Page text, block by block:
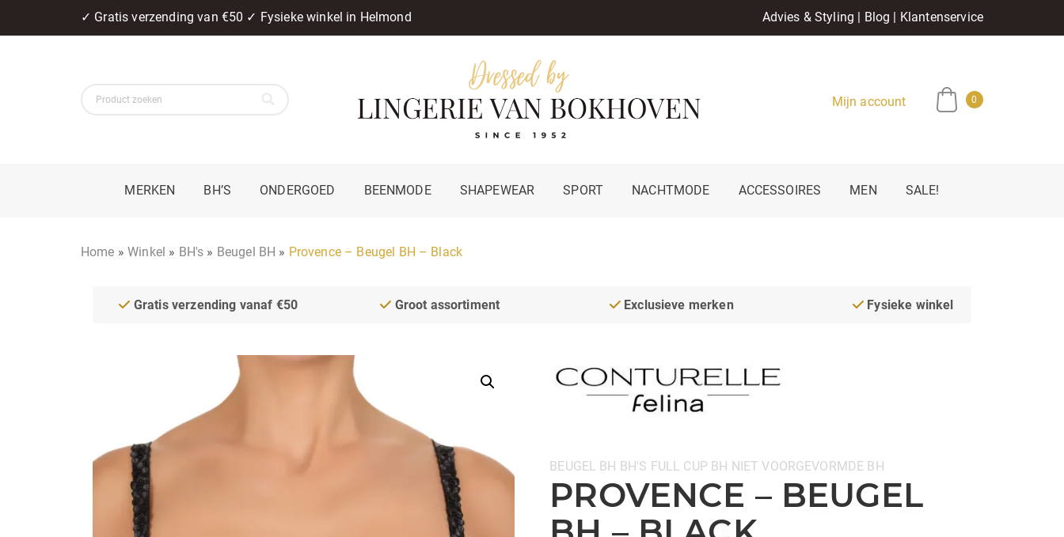
✓ Gratis verzending van €50 ✓ Fysieke winkel in Helmond Advies & Styling | Blog | Klantenservice
Mijn account 0
MERKEN BH’S ONDERGOED BEENMODE SHAPEWEAR SPORT NACHTMODE ACCESSOIRES MEN SALE!
Home »Winkel » BH's » Beugel BH » Provence – Beugel BH – Black
Gratis verzending vanaf €50 Groot assortiment Exclusieve merken Fysieke winkel
Categorieën:
BEUGEL BH BH'S FULL CUP BH NIET VOORGEVORMDE BH
PROVENCE – BEUGEL